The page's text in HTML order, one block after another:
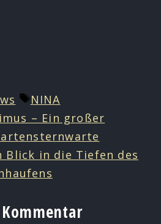
Schlagwörter
NINA
– Ein großer
Blick in die Tiefen des